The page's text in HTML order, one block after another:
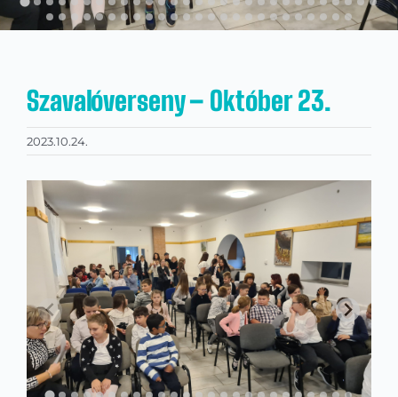
Kapcsolat
Szavalóverseny – Október 23.
2023.10.24.